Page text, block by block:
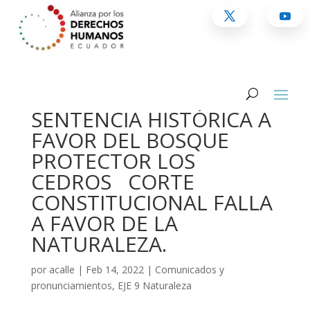
SENTENCIA HISTÓRICA A
FAVOR DEL BOSQUE
PROTECTOR LOS
CEDROS CORTE
CONSTITUCIONAL FALLA
A FAVOR DE LA
NATURALEZA.
por acalle | Feb 14, 2022| Comunicados y
pronunciamientos, EJE 9 Naturaleza